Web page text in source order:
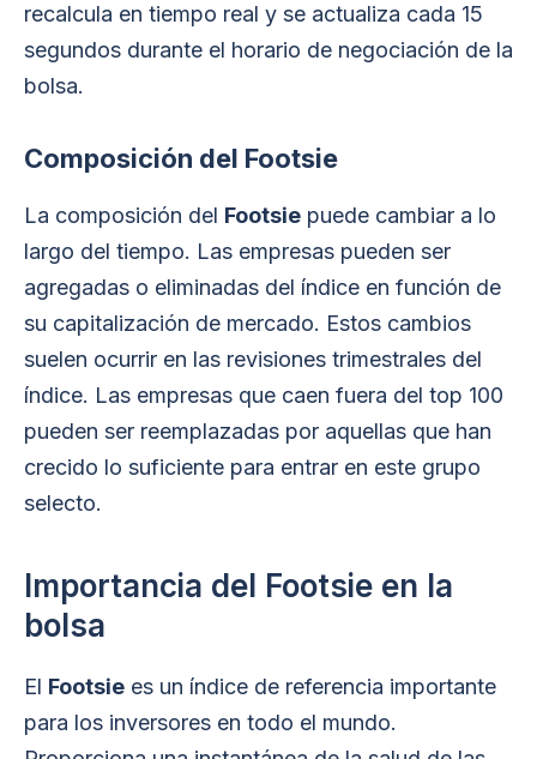
recalcula en tiempo real y se actualiza cada 15
segundos durante el horario de negociación de la
bolsa.
Composición del Footsie
La composición del Footsie puede cambiar a lo
largo del tiempo. Las empresas pueden ser
agregadas o eliminadas del índice en función de
su capitalización de mercado. Estos cambios
suelen ocurrir en las revisiones trimestrales del
índice. Las empresas que caen fuera del top 100
pueden ser reemplazadas por aquellas que han
crecido lo suficiente para entrar en este grupo
selecto.
Importancia del Footsie en la
bolsa
El Footsie es un índice de referencia importante
para los inversores en todo el mundo.